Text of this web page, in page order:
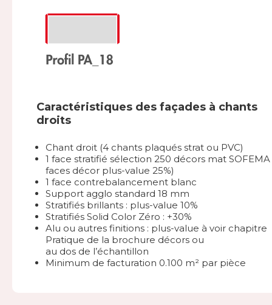
Caractéristiques des façades à chants
droits
Chant droit (4 chants plaqués strat ou PVC)
1 face stratifié sélection 250 décors mat SOFEMA
faces décor plus-value 25%)
1 face contrebalancement blanc
Support agglo standard 18 mm
Stratifiés brillants : plus-value 10%
Stratifiés Solid Color Zéro : +30%
Alu ou autres finitions : plus-value à voir chapitre
Pratique de la brochure décors ou
au dos de l’échantillon
Minimum de facturation 0.100 m² par pièce